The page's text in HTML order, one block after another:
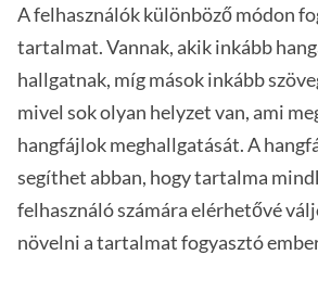
A felhasználók különböző módon
tartalmat. Vannak, akik inkább
hallgatnak, míg mások inkább
mivel sok olyan helyzet van, ami
hangfájlok meghallgatását. A
segíthet abban, hogy tartalma
felhasználó számára elérhetővé
növelni a tartalmat fogyasztó